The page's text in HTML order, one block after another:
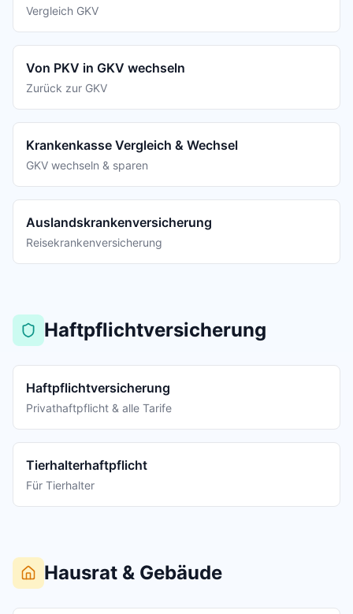
Vergleich GKV
Von PKV in GKV wechseln
Zurück zur GKV
Krankenkasse Vergleich & Wechsel
GKV wechseln & sparen
Auslandskrankenversicherung
Reisekrankenversicherung
Haftpflichtversicherung
Haftpflichtversicherung
Privathaftpflicht & alle Tarife
Tierhalterhaftpflicht
Für Tierhalter
Hausrat & Gebäude